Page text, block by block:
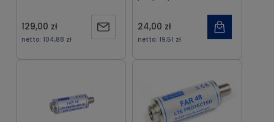
129,00 zł
netto: 104,88 zł
Powiadom24,00 zł
netto: 19,51 zł